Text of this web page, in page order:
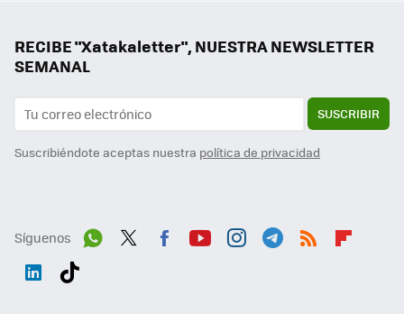
RECIBE "Xatakaletter", NUESTRA NEWSLETTER
SEMANAL
SUSCRIBIR
Suscribiéndote aceptas nuestra política de privacidad
Síguenos